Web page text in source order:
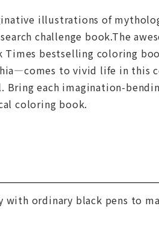
illustrations of
challenge book.The
Times bestselling coloring
to vivid life in this
each imagination-
coloring book.
with ordinary black pens to